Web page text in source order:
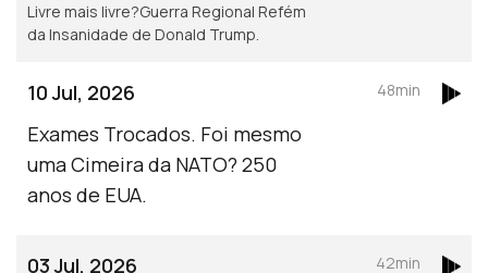
Livre mais livre?Guerra Regional Refém
da Insanidade de Donald Trump.
10 Jul, 2026
Exames Trocados. Foi mesmo
uma Cimeira da NATO? 250
anos de EUA.
48min
03 Jul, 2026 42min